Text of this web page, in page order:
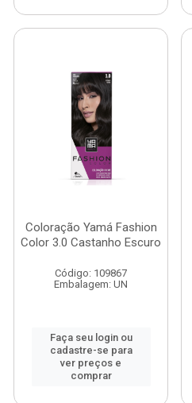
Coloração Yamá Fashion
Color 3.0 Castanho Escuro
Código: 109867
Embalagem: UN
Faça seu login ou
cadastre-se para
ver preços e
comprar